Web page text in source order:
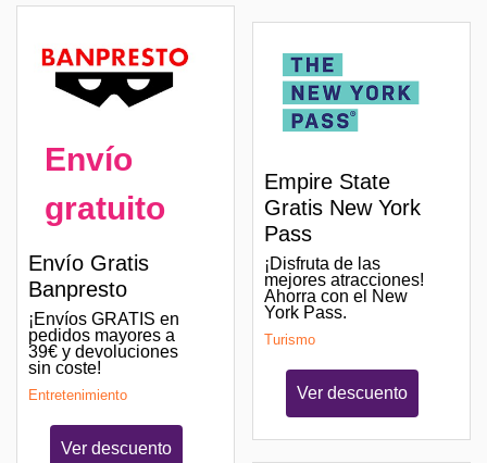
Envío
gratuito
Envío Gratis
Banpresto
¡Envíos GRATIS en
pedidos mayores a
39€ y devoluciones
sin coste!
Entretenimiento
Ver descuento
Empire State
Gratis New York
Pass
¡Disfruta de las
mejores atracciones!
Ahorra con el New
York Pass.
Turismo
Ver descuento